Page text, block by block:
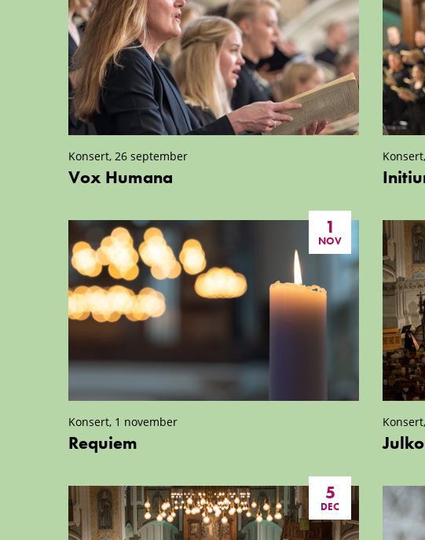
Konsert, 26 september
Vox Humana
1
NOV
Konsert, 1 november
Requiem
5
DEC